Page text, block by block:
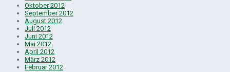
Oktober 2012
September 2012
August 2012
Juli 2012
Juni 2012
Mai 2012
April 2012
März 2012
Februar 2012